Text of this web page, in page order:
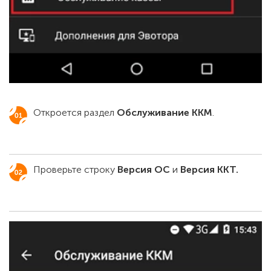
Откроется раздел Обслуживание ККМ
Проверьте строку Версия ОС и Версия ККТ.